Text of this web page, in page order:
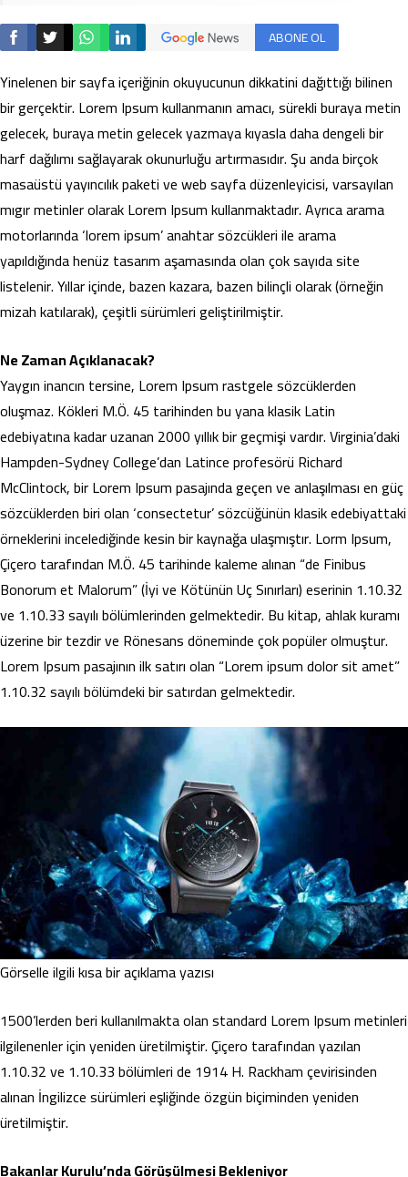
ABONE OL
Yinelenen bir sayfa içeriğinin okuyucunun dikkatini dağıttığı bilinen
bir gerçektir. Lorem Ipsum kullanmanın amacı, sürekli buraya metin
gelecek, buraya metin gelecek yazmaya kıyasla daha dengeli bir
harf dağılımı sağlayarak okunurluğu artırmasıdır. Şu anda birçok
masaüstü yayıncılık paketi ve web sayfa düzenleyicisi, varsayılan
mıgır metinler olarak Lorem Ipsum kullanmaktadır. Ayrıca arama
motorlarında ‘lorem ipsum’ anahtar sözcükleri ile arama
yapıldığında henüz tasarım aşamasında olan çok sayıda site
listelenir. Yıllar içinde, bazen kazara, bazen bilinçli olarak (örneğin
mizah katılarak), çeşitli sürümleri geliştirilmiştir.
Ne Zaman Açıklanacak?
Yaygın inancın tersine, Lorem Ipsum rastgele sözcüklerden
oluşmaz. Kökleri M.Ö. 45 tarihinden bu yana klasik Latin
edebiyatına kadar uzanan 2000 yıllık bir geçmişi vardır. Virginia’daki
Hampden-Sydney College’dan Latince profesörü Richard
McClintock, bir Lorem Ipsum pasajında geçen ve anlaşılması en güç
sözcüklerden biri olan ‘consectetur’ sözcüğünün klasik edebiyattaki
örneklerini incelediğinde kesin bir kaynağa ulaşmıştır. Lorm Ipsum,
Çiçero tarafından M.Ö. 45 tarihinde kaleme alınan “de Finibus
Bonorum et Malorum” (İyi ve Kötünün Uç Sınırları) eserinin 1.10.32
ve 1.10.33 sayılı bölümlerinden gelmektedir. Bu kitap, ahlak kuramı
üzerine bir tezdir ve Rönesans döneminde çok popüler olmuştur.
Lorem Ipsum pasajının ilk satırı olan “Lorem ipsum dolor sit amet”
1.10.32 sayılı bölümdeki bir satırdan gelmektedir.
Görselle ilgili kısa bir açıklama yazısı
1500’lerden beri kullanılmakta olan standard Lorem Ipsum metinleri
ilgilenenler için yeniden üretilmiştir. Çiçero tarafından yazılan
1.10.32 ve 1.10.33 bölümleri de 1914 H. Rackham çevirisinden
alınan İngilizce sürümleri eşliğinde özgün biçiminden yeniden
üretilmiştir.
Bakanlar Kurulu’nda Görüşülmesi Bekleniyor